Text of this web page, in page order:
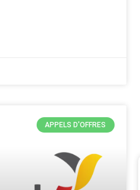
APPELS D'OFFRES